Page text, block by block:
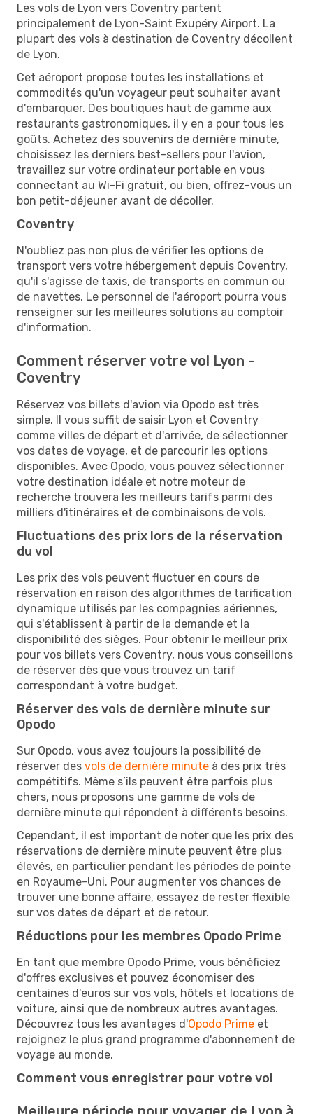
Les vols de Lyon vers Coventry partent
principalement de Lyon-Saint Exupéry Airport. La
plupart des vols à destination de Coventry décollent
de Lyon.
Cet aéroport propose toutes les installations et
commodités qu'un voyageur peut souhaiter avant
d'embarquer. Des boutiques haut de gamme aux
restaurants gastronomiques, il y en a pour tous les
goûts. Achetez des souvenirs de dernière minute,
choisissez les derniers best-sellers pour l'avion,
travaillez sur votre ordinateur portable en vous
connectant au Wi-Fi gratuit, ou bien, offrez-vous un
bon petit-déjeuner avant de décoller.
Coventry
N'oubliez pas non plus de vérifier les options de
transport vers votre hébergement depuis Coventry,
qu'il s'agisse de taxis, de transports en commun ou
de navettes. Le personnel de l'aéroport pourra vous
renseigner sur les meilleures solutions au comptoir
d'information.
Comment réserver votre vol Lyon -
Coventry
Réservez vos billets d'avion via Opodo est très
simple. Il vous suffit de saisir Lyon et Coventry
comme villes de départ et d'arrivée, de sélectionner
vos dates de voyage, et de parcourir les options
disponibles. Avec Opodo, vous pouvez sélectionner
votre destination idéale et notre moteur de
recherche trouvera les meilleurs tarifs parmi des
milliers d'itinéraires et de combinaisons de vols.
Fluctuations des prix lors de la réservation
du vol
Les prix des vols peuvent fluctuer en cours de
réservation en raison des algorithmes de tarification
dynamique utilisés par les compagnies aériennes,
qui s'établissent à partir de la demande et la
disponibilité des sièges. Pour obtenir le meilleur prix
pour vos billets vers Coventry, nous vous conseillons
de réserver dès que vous trouvez un tarif
correspondant à votre budget.
Réserver des vols de dernière minute sur
Opodo
Sur Opodo, vous avez toujours la possibilité de
réserver des vols de dernière minute à des prix très
compétitifs. Même s’ils peuvent être parfois plus
chers, nous proposons une gamme de vols de
dernière minute qui répondent à différents besoins.
Cependant, il est important de noter que les prix des
réservations de dernière minute peuvent être plus
élevés, en particulier pendant les périodes de pointe
en Royaume-Uni. Pour augmenter vos chances de
trouver une bonne affaire, essayez de rester flexible
sur vos dates de départ et de retour.
Réductions pour les membres Opodo Prime
En tant que membre Opodo Prime, vous bénéficiez
d'offres exclusives et pouvez économiser des
centaines d'euros sur vos vols, hôtels et locations de
voiture, ainsi que de nombreux autres avantages.
Découvrez tous les avantages d'Opodo Prime et
rejoignez le plus grand programme d'abonnement de
voyage au monde.
Comment vous enregistrer pour votre vol